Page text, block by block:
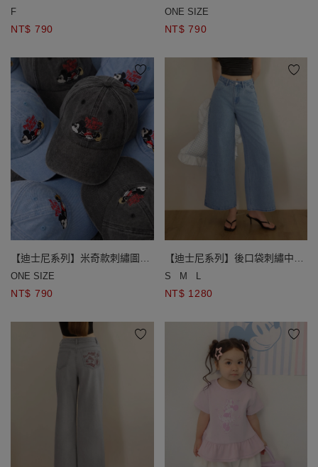
墊 爆米花款/披薩款
F
NT$ 790
水洗牛仔棒球帽
ONE SIZE
NT$ 790
【迪士尼系列】米奇款刺繡圖案
水洗牛仔棒球帽
ONE SIZE
NT$ 790
【迪士尼系列】後口袋刺繡中腰
水洗牛仔寬褲
S M L
NT$ 1280